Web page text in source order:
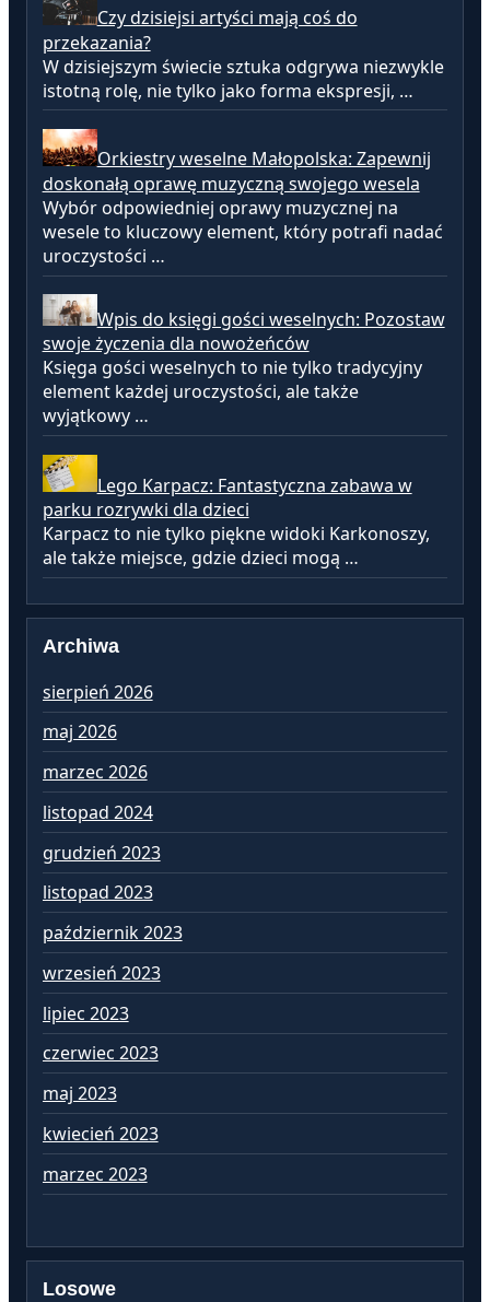
Czy dzisiejsi artyści mają coś do
przekazania?
W dzisiejszym świecie sztuka odgrywa niezwykle
istotną rolę, nie tylko jako forma ekspresji, …
Orkiestry weselne Małopolska: Zapewnij
doskonałą oprawę muzyczną swojego wesela
Wybór odpowiedniej oprawy muzycznej na
wesele to kluczowy element, który potrafi nadać
uroczystości …
Wpis do księgi gości weselnych: Pozostaw
swoje życzenia dla nowożeńców
Księga gości weselnych to nie tylko tradycyjny
element każdej uroczystości, ale także
wyjątkowy …
Lego Karpacz: Fantastyczna zabawa w
parku rozrywki dla dzieci
Karpacz to nie tylko piękne widoki Karkonoszy,
ale także miejsce, gdzie dzieci mogą …
Archiwa
sierpień 2026
maj 2026
marzec 2026
listopad 2024
grudzień 2023
listopad 2023
październik 2023
wrzesień 2023
lipiec 2023
czerwiec 2023
maj 2023
kwiecień 2023
marzec 2023
Losowe